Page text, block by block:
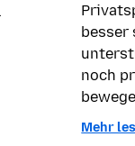
besser
noch
Mehr